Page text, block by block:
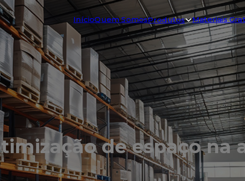
InícioQuem SomosProdutos Materiais
de espaço na